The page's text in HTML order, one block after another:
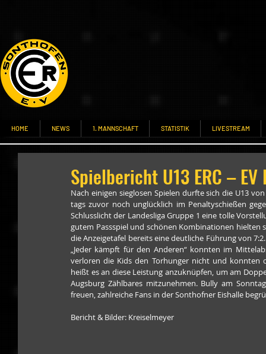
HOME NEWS 1. MANNSCHAFT STATISTIK LIVESTREAM
Spielbericht U13 ERC –
Nach einigen sieglosen Spielen durfte sich die U13
tags zuvor noch unglücklich im Penaltyschießen
Schlusslicht der Landesliga Gruppe 1 eine tolle
gutem Passspiel und schönen Kombinationen
die Anzeigetafel bereits eine deutliche Führung von
„Jeder kämpft für den Anderen“ konnten im
verloren die Kids den Torhunger nicht und konnten
heißt es an diese Leistung anzuknüpfen, um am
Augsburg Zählbares mitzunehmen. Bully am
freuen, zahlreiche Fans in der Sonthofner Eishalle
Bericht & Bilder: Kreiselmeyer